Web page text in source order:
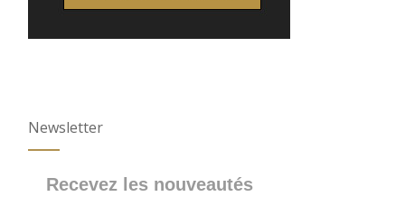
Newsletter
Recevez les nouveautés